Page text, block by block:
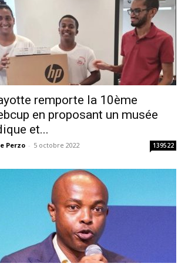
remporte la 10ème
en proposant un musée
et...
Perzo - 5 octobre 2022 139522